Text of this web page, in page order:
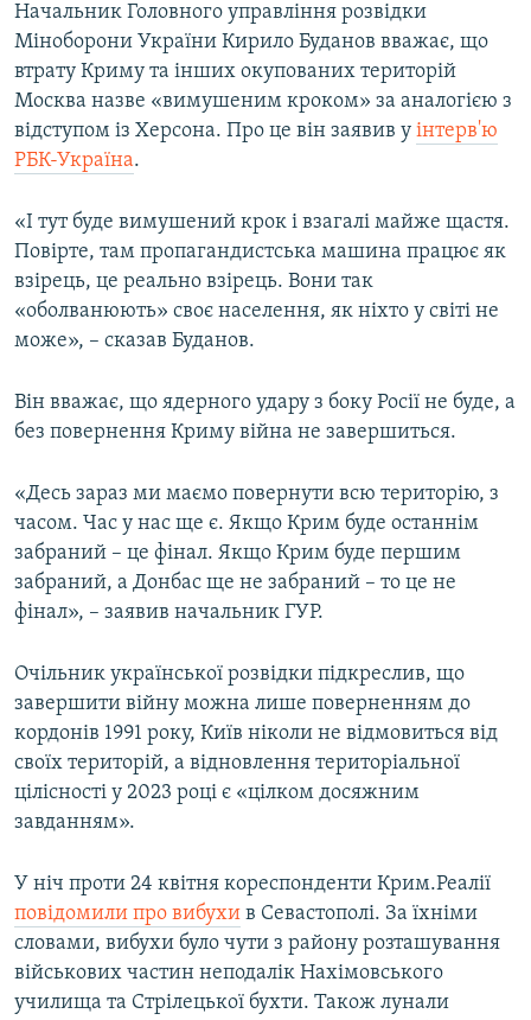
Усі сайти RFE/RL
Начальник Головного управління розвідки
Міноборони України Кирило Буданов вважає, що
втрату Криму та інших окупованих територій
Москва назве «вимушеним кроком» за аналогією з
відступом із Херсона. Про це він заявив у інтерв'ю
РБК-Україна.
«І тут буде вимушений крок і взагалі майже щастя.
Повірте, там пропагандистська машина працює як
взірець, це реально взірець. Вони так
«оболванюють» своє населення, як ніхто у світі не
може», – сказав Буданов.
Він вважає, що ядерного удару з боку Росії не буде, а
без повернення Криму війна не завершиться.
«Десь зараз ми маємо повернути всю територію, з
часом. Час у нас ще є. Якщо Крим буде останнім
забраний – це фінал. Якщо Крим буде першим
забраний, а Донбас ще не забраний – то це не
фінал», – заявив начальник ГУР.
Очільник української розвідки підкреслив, що
завершити війну можна лише поверненням до
кордонів 1991 року, Київ ніколи не відмовиться від
своїх територій, а відновлення територіальної
цілісності у 2023 році є «цілком досяжним
завданням».
У ніч проти 24 квітня кореспонденти Крим.Реалії
повідомили про вибухи в Севастополі. За їхніми
словами, вибухи було чути з району розташування
військових частин неподалік Нахімовського
училища та Стрілецької бухти. Також лунали